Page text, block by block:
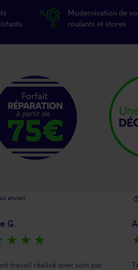
Modernisation de
roulants et stores
ancien
G.
star_rate star_rate star_rate
travail réalisé avec soin par